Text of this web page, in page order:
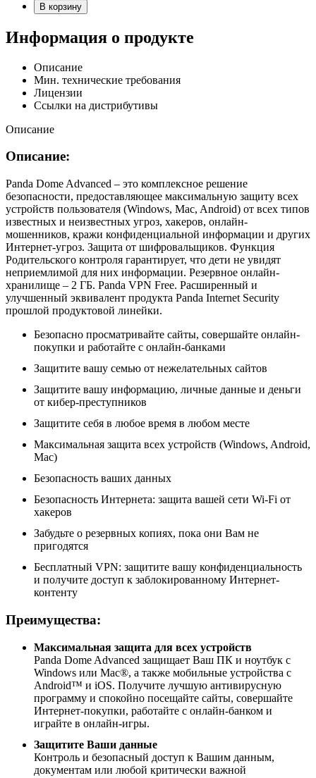
В корзину
Информация о продукте
Описание
Мин. технические требования
Лицензии
Ссылки на дистрибутивы
Описание
Описание:
Panda Dome Advanced – это комплексное решение
безопасности, предоставляющее максимальную защиту всех
устройств пользователя (Windows, Mac, Android) от всех типов
известных и неизвестных угроз, хакеров, онлайн-
мошенников, кражи конфиденциальной информации и других
Интернет-угроз. Защита от шифровальщиков. Функция
Родительского контроля гарантирует, что дети не увидят
неприемлимой для них информации. Резервное онлайн-
хранилище – 2 ГБ. Panda VPN Free. Расширенный и
улучшенный эквивалент продукта Panda Internet Security
прошлой продуктовой линейки.
Безопасно просматривайте сайты, совершайте онлайн-
покупки и работайте с онлайн-банками
Защитите вашу семью от нежелательных сайтов
Защитите вашу информацию, личные данные и деньги
от кибер-преступников
Защитите себя в любое время в любом месте
Максимальная защита всех устройств (Windows, Android,
Mac)
Безопасность ваших данных
Безопасность Интернета: защита вашей сети Wi-Fi от
хакеров
Забудьте о резервных копиях, пока они Вам не
пригодятся
Бесплатный VPN: защитите вашу конфиденциальность
и получите доступ к заблокированному Интернет-
контенту
Преимущества:
Максимальная защита для всех устройств
Panda Dome Advanced защищает Ваш ПК и ноутбук с
Windows или Mac®, а также мобильные устройства с
Android™ и iOS. Получите лучшую антивирусную
программу и спокойно посещайте сайты, совершайте
Интернет-покупки, работайте с онлайн-банком и
играйте в онлайн-игры.
Защитите Ваши данные
Контроль и безопасный доступ к Вашим данным,
документам или любой критически важной